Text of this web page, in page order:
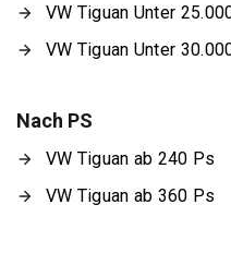
VW Tiguan Unter
VW Tiguan Unter
Nach PS
VW Tiguan ab 240 Ps
VW Tiguan ab 360 Ps